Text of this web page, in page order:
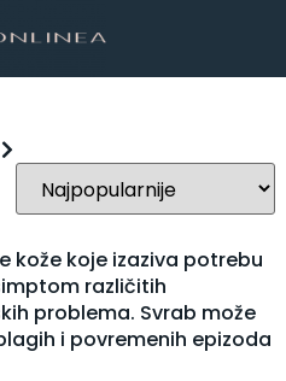
kože koje izaziva potrebu
različitih
problema. Svrab može
i povremenih epizoda